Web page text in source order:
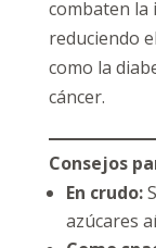
combaten la
reduciendo
como la
cáncer.
Consejos
En crudo:
azúcares